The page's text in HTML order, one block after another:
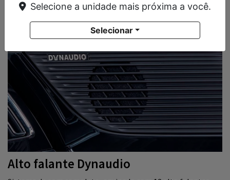
Alto falante Dynaudio
Selecione a unidade mais próxima a você.
Selecionar